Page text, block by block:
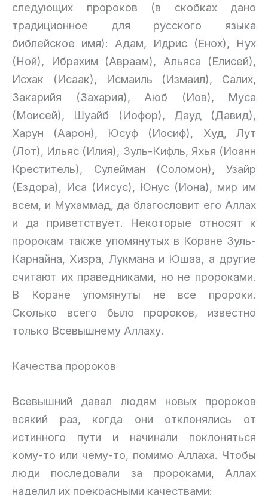
следующих пророков (в скобках дано
традиционное для русского языка
библейское имя): Адам, Идрис (Енох), Нух
(Ной), Ибрахим (Авраам), Альяса (Елисей),
Исхак (Исаак), Исмаиль (Измаил), Салих,
Закарийя (Захария), Аюб (Иов), Муса
(Моисей), Шуайб (Иофор), Дауд (Давид),
Харун (Аарон), Юсуф (Иосиф), Худ, Лут
(Лот), Ильяс (Илия), Зуль-Кифль, Яхья (Иоанн
Креститель), Сулейман (Соломон), Узайр
(Ездора), Иса (Иисус), Юнус (Иона), мир им
всем, и Мухаммад, да благословит его Аллах
и да приветствует. Некоторые относят к
пророкам также упомянутых в Коране Зуль-
Карнайна, Хизра, Лукмана и Юшаа, а другие
считают их праведниками, но не пророками.
В Коране упомянуты не все пророки.
Сколько всего было пророков, известно
только Всевышнему Аллаху.
Качества пророков
Всевышний давал людям новых пророков
всякий раз, когда они отклонялись от
истинного пути и начинали поклоняться
кому-то или чему-то, помимо Аллаха. Чтобы
люди последовали за пророками, Аллах
наделил их прекрасными качествами: